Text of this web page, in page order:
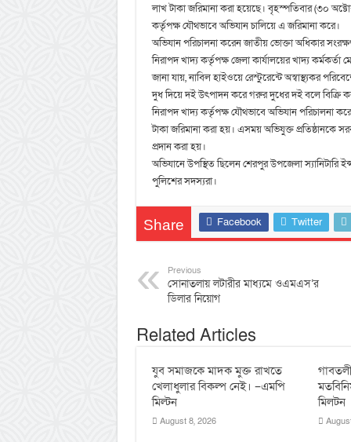
লাখ টাকা জরিমানা করা হয়েছে। বৃহস্পতিবার (৩০
কর্তৃপক্ষ যৌথভাবে অভিযান চালিয়ে এ জরিমানা করে।
অভিযান পরিচালনা করেন জাতীয় ভোক্তা অধিকার
নিরাপদ খাদ্য কর্তৃপক্ষ জেলা কার্যালয়ের খাদ্য কর্মকর্তা
জানা যায়, নাবিল হাইওয়ে রেস্টুরেন্টে অস্বাস্থ্যকর
দুধ দিয়ে দই উৎপাদন করে গরুর দুধের দই বলে বিক্রি
নিরাপদ খাদ্য কর্তৃপক্ষ যৌথভাবে অভিযান পরিচালনা
টাকা জরিমানা করা হয়। এসময় অভিযুক্ত প্রতিষ্ঠানকে
প্রদান করা হয়।
অভিযানে উপস্থিত ছিলেন শেরপুর উপজেলা স্যানিটারি
পুলিশের সদস্যরা।
Share Facebook Twitter
Previous
সোনাতলায় লটারীর মাধ্যমে ওএমএস’র
ডিলার নিয়োগ
Related Articles
যুব সমাজকে মাদক মুক্ত রাখতে
খেলাধুলার বিকল্প নেই। –এমপি
মিল্টন
August 8, 2026
মিলটন